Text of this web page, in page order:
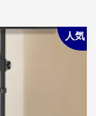
人気